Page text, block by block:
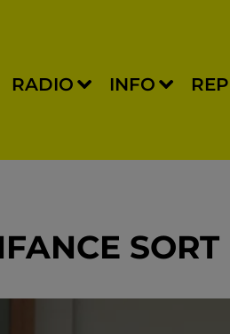
RADIO INFO